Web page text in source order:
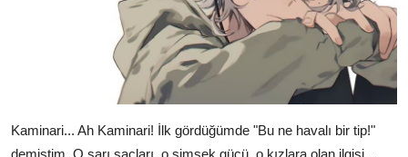
Kaminari... Ah Kaminari! İlk gördüğümde "Bu ne havalı bir tip!"
demiştim. O sarı saçları, o şimşek gücü, o kızlara olan ilgisi...